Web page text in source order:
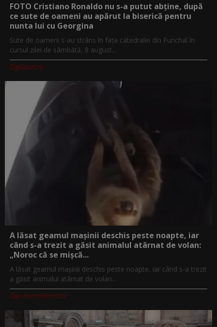
FOTO Cristiano Ronaldo nu s-a putut abține, după
ce sute de oameni au apărut la biserică pentru
nunta lui cu Georgina
Sute de oameni s-au strâns în fața catedralei din Funchal în
cursul zilei de sâmbătă, 8 august...
DigiSport.ro
A lăsat geamul mașinii deschis peste noapte, iar
când s-a trezit a găsit animalul atârnat de volan:
„Noroc că se mișcă...
A lăsat geamul mașinii deschis peste noapte, iar când s-a trezit
a găsit animalul atârnat de volan...
Digi-AnimalWorld.tv